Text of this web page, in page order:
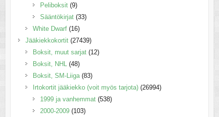
Peliboksit (9)
Sääntökirjat (33)
White Dwarf (16)
Jääkiekkokortit (27439)
Boksit, muut sarjat (12)
Boksit, NHL (48)
Boksit, SM-Liiga (83)
Irtokortit jääkiekko (voit myös tarjota) (26994)
1999 ja vanhemmat (538)
2000-2009 (103)